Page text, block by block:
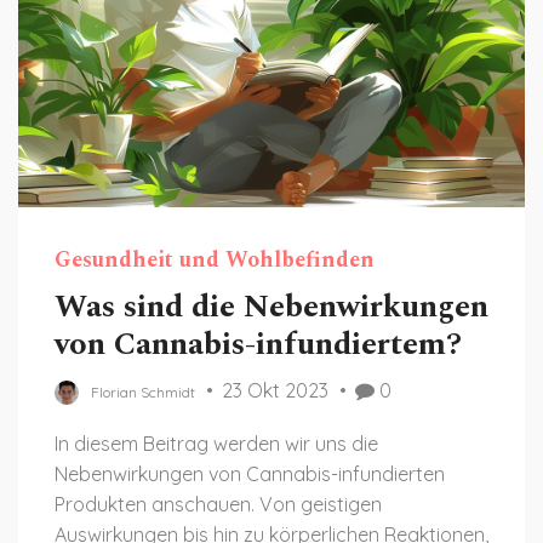
Gesundheit und Wohlbefinden
Was sind die Nebenwirkungen
von Cannabis-infundiertem?
Florian Schmidt 23 Okt 2023 0
In diesem Beitrag werden wir uns die
Nebenwirkungen von Cannabis-infundierten
Produkten anschauen. Von geistigen
Auswirkungen bis hin zu körperlichen Reaktionen,